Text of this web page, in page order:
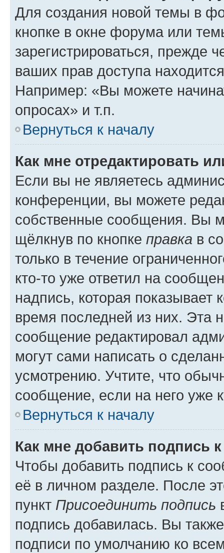
Для создания новой темы в
кнопке в окне форума или
зарегистрироваться, прежде
ваших прав доступа
Например: «Вы можете
опросах» и т.п.
Вернуться к началу
Как мне отредактировать
Если вы не являетесь
конференции, вы можете
собственные сообщения. Вы
щёлкнув по кнопке правка в
только в течение
кто-то уже ответил на
надпись, которая показывает
время последней из них. Эта
сообщение редактировал
могут сами написать о
усмотрению. Учтите, что
сообщение, если на него уже
Вернуться к началу
Как мне добавить подпись
Чтобы добавить подпись к
её в личном разделе. После
пункт Присоединить подпись
подпись добавилась. Вы
подписи по умолчанию ко